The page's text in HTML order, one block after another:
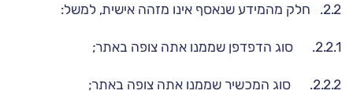
2.2. חלק מהמידע שנאסף אינו מזהה אישית, למשל:
2.2.1. סוג הדפדפן שממנו אתה צופה באתר;
2.2.2. סוג המכשיר שממנו אתה צופה באתר;